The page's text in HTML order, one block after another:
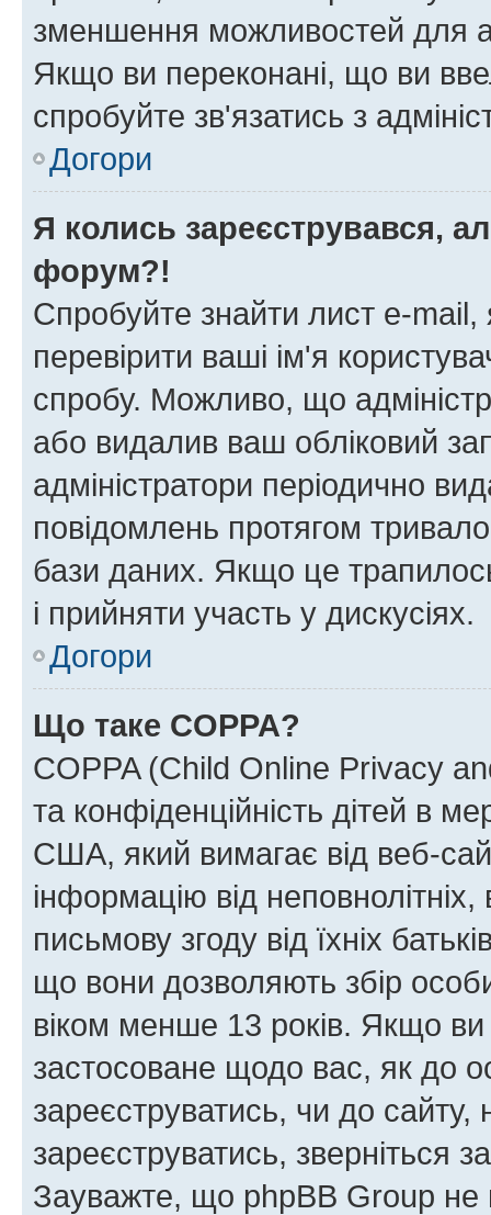
зменшення можливостей для
Якщо ви переконані, що ви
спробуйте зв'язатись з
Догори
Я колись зареєструвався,
форум?!
Спробуйте знайти лист e-mail,
перевірити ваші ім'я
спробу. Можливо, що
або видалив ваш обліковий
адміністратори періодично
повідомлень протягом
бази даних. Якщо це
і прийняти участь у дискусіях.
Догори
Що таке COPPA?
COPPA (Child Online Privacy
та конфіденційність дітей в
США, який вимагає від веб-
інформацію від
письмову згоду від їхніх
що вони дозволяють збір
віком менше 13 років. Якщо
застосоване щодо вас, як до
зареєструватись, чи до
зареєструватись, зверніться
Зауважте, що phpBB Group не